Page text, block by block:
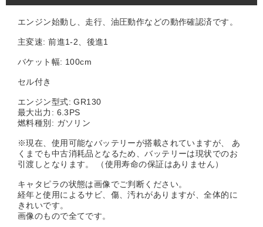
エンジン始動し、走行、油圧動作などの動作確認済です。
主変速: 前進1-2、後進1
バケット幅: 100cm
セル付き
エンジン型式: GR130
最大出力: 6.3PS
燃料種別: ガソリン
※現在、使用可能なバッテリーが搭載されていますが、 あ
くまでも中古消耗品となるため、バッテリーは現状でのお
引渡しとなります。 （使用寿命の保証はありません）
キャタピラの状態は画像でご判断ください。
経年と使用によるサビ、傷、汚れがありますが、全体的に
きれいです。
画像のもので全てです。